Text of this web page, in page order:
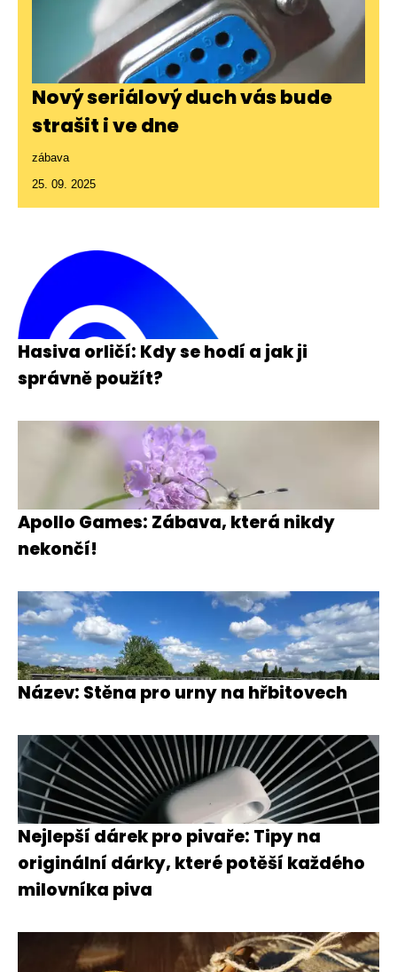
Nový seriálový duch vás bude
strašit i ve dne
zábava
25. 09. 2025
Hasiva orličí: Kdy se hodí a jak ji
správně použít?
Apollo Games: Zábava, která nikdy
nekončí!
Název: Stěna pro urny na hřbitovech
Nejlepší dárek pro pivaře: Tipy na
originální dárky, které potěší každého
milovníka piva